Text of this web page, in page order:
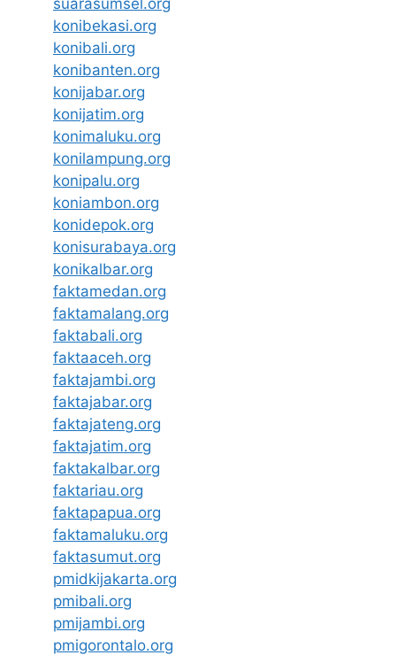
konibekasi.org
konibali.org
konibanten.org
konijabar.org
konijatim.org
konimaluku.org
konilampung.org
konipalu.org
koniambon.org
konidepok.org
konisurabaya.org
konikalbar.org
faktamedan.org
faktamalang.org
faktabali.org
faktaaceh.org
faktajambi.org
faktajabar.org
faktajateng.org
faktajatim.org
faktakalbar.org
faktariau.org
faktapapua.org
faktamaluku.org
faktasumut.org
pmidkijakarta.org
pmibali.org
pmijambi.org
pmigorontalo.org